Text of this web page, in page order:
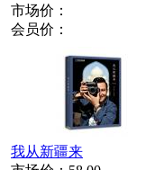
市场价：
会员价：
我从新疆来